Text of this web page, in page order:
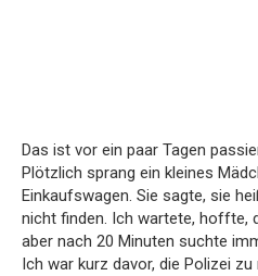
Das ist vor ein paar Tagen
Plötzlich sprang ein kleines
Einkaufswagen. Sie sagte, sie
nicht finden. Ich wartete, hoffte,
aber nach 20 Minuten suchte
Ich war kurz davor, die Polizei